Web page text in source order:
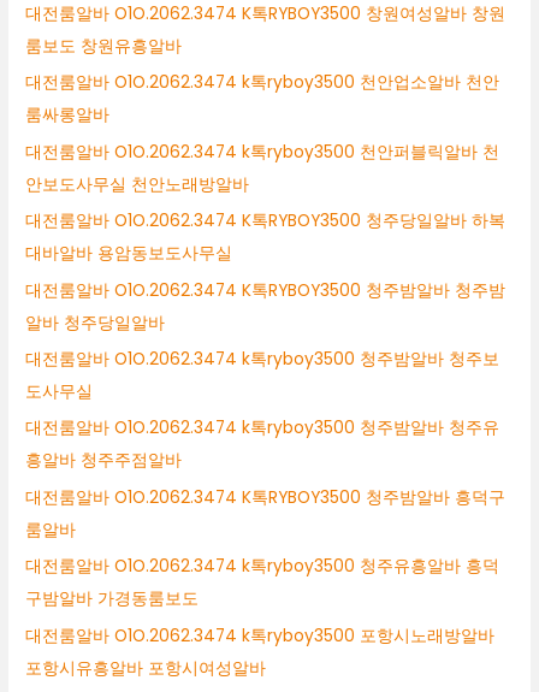
대전룸알바 O1O.2062.3474 K톡RYBOY3500 창원여성알바 창원
룸보도 창원유흥알바
대전룸알바 O1O.2062.3474 k톡ryboy3500 천안업소알바 천안
룸싸롱알바
대전룸알바 O1O.2062.3474 k톡ryboy3500 천안퍼블릭알바 천
안보도사무실 천안노래방알바
대전룸알바 O1O.2062.3474 K톡RYBOY3500 청주당일알바 하복
대바알바 용암동보도사무실
대전룸알바 O1O.2062.3474 K톡RYBOY3500 청주밤알바 청주밤
알바 청주당일알바
대전룸알바 O1O.2062.3474 k톡ryboy3500 청주밤알바 청주보
도사무실
대전룸알바 O1O.2062.3474 k톡ryboy3500 청주밤알바 청주유
흥알바 청주주점알바
대전룸알바 O1O.2062.3474 K톡RYBOY3500 청주밤알바 흥덕구
룸알바
대전룸알바 O1O.2062.3474 k톡ryboy3500 청주유흥알바 흥덕
구밤알바 가경동룸보도
대전룸알바 O1O.2062.3474 k톡ryboy3500 포항시노래방알바
포항시유흥알바 포항시여성알바